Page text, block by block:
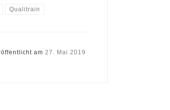
Qualitrain
am 27. Mai 2019